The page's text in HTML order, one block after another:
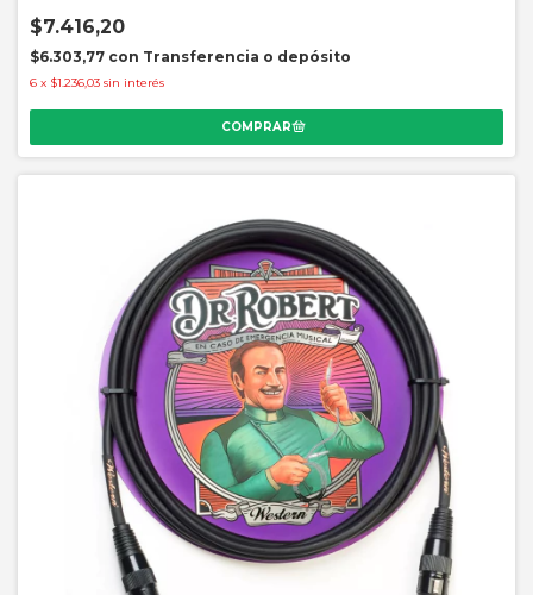
$7.416,20
$6.303,77 con Transferencia o depósito
6 x $1.236,03 sin interés